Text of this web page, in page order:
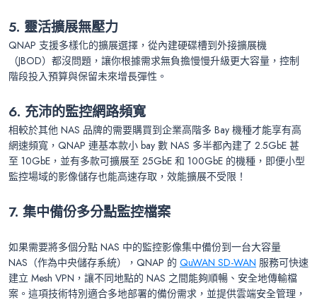
5. 靈活擴展無壓力
QNAP 支援多樣化的擴展選擇，從內建硬碟槽到外接擴展機
（JBOD）都沒問題，讓你根據需求無負擔慢慢升級更大容量，控制
階段投入預算與保留未來增長彈性。
6. 充沛的監控網路頻寬
相較於其他 NAS 品牌的需要購買到企業高階多 Bay 機種才能享有高
網速頻寬，QNAP 連基本款小 bay 數 NAS 多半都內建了 2.5GbE 甚
至 10GbE，並有多款可擴展至 25GbE 和 100GbE 的機種，即便小型
監控場域的影像儲存也能高速存取，效能擴展不受限！
7. 集中備份多分點監控檔案
如果需要將多個分點 NAS 中的監控影像集中備份到一台大容量
NAS（作為中央儲存系統），QNAP 的 QuWAN SD-WAN 服務可快速
建立 Mesh VPN，讓不同地點的 NAS 之間能夠順暢、安全地傳輸檔
案。這項技術特別適合多地部署的備份需求，並提供雲端安全管理，